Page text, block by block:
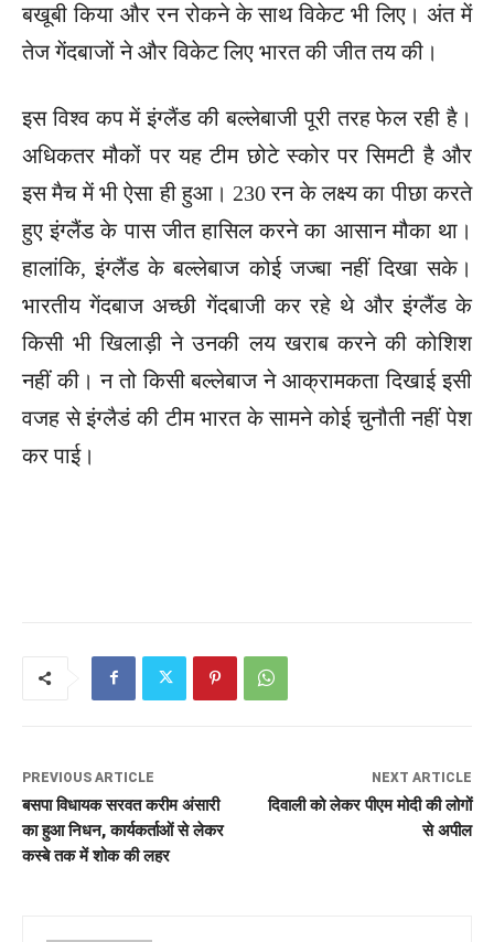
बखूबी किया और रन रोकने के साथ विकेट भी लिए। अंत में
तेज गेंदबाजों ने और विकेट लिए भारत की जीत तय की।
इस विश्व कप में इंग्लैंड की बल्लेबाजी पूरी तरह फेल रही है।
अधिकतर मौकों पर यह टीम छोटे स्कोर पर सिमटी है और
इस मैच में भी ऐसा ही हुआ। 230 रन के लक्ष्य का पीछा करते
हुए इंग्लैंड के पास जीत हासिल करने का आसान मौका था।
हालांकि, इंग्लैंड के बल्लेबाज कोई जज्बा नहीं दिखा सके।
भारतीय गेंदबाज अच्छी गेंदबाजी कर रहे थे और इंग्लैंड के
किसी भी खिलाड़ी ने उनकी लय खराब करने की कोशिश
नहीं की। न तो किसी बल्लेबाज ने आक्रामकता दिखाई इसी
वजह से इंग्लैडं की टीम भारत के सामने कोई चुनौती नहीं पेश
कर पाई।
PREVIOUS ARTICLE
बसपा विधायक सरवत करीम अंसारी
का हुआ निधन, कार्यकर्ताओं से लेकर
कस्बे तक में शोक की लहर
NEXT ARTICLE
दिवाली को लेकर पीएम मोदी की लोगों
से अपील